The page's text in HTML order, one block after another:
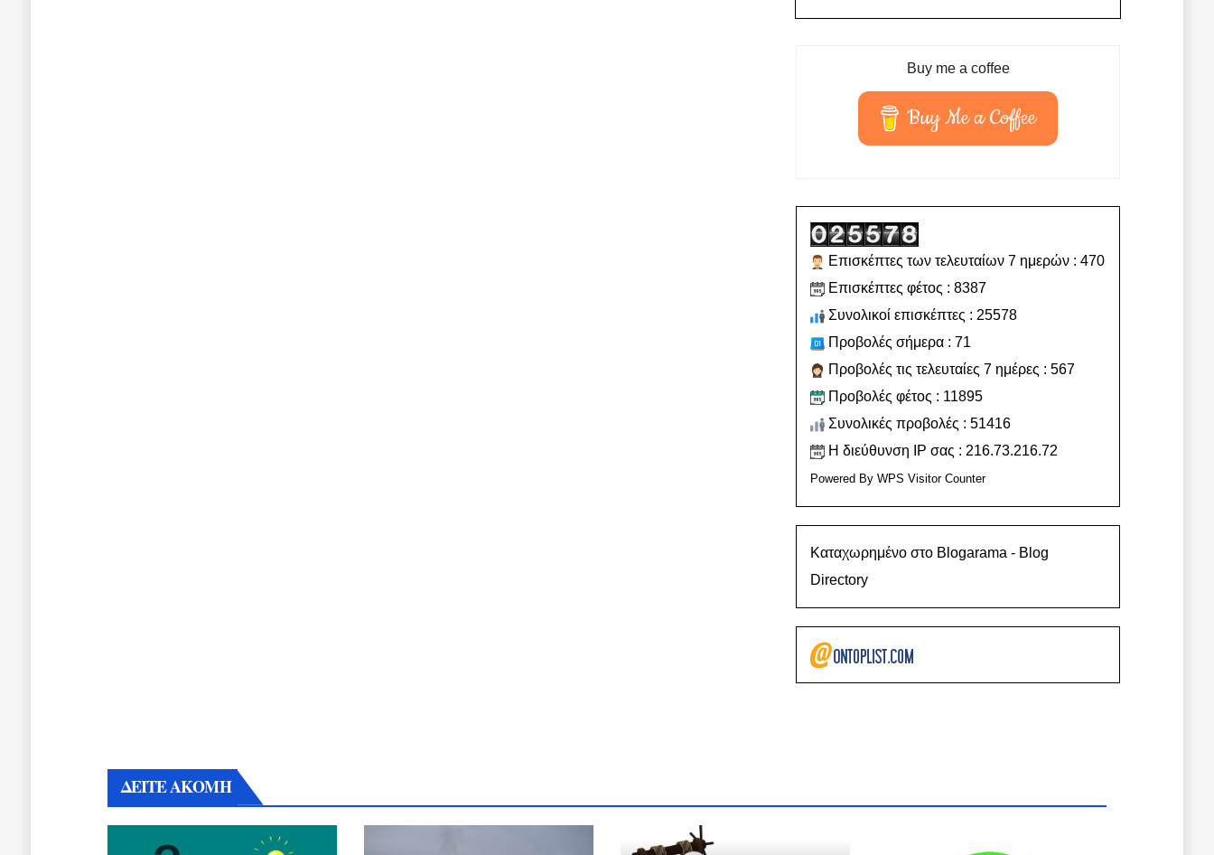
Buy me a coffee
Buy Me a Coffee
Επισκέπτες των τελευταίων 7 ημερών : 470
Επισκέπτες φέτος : 8387
Συνολικοί επισκέπτες : 25578
Προβολές σήμερα : 71
Προβολές τις τελευταίες 7 ημέρες : 567
Προβολές φέτος : 11895
Συνολικές προβολές : 51416
Η διεύθυνση IP σας : 216.73.216.72
Powered ByWPS Visitor Counter
Καταχωρημένο στο Blogarama - Blog
Directory
ΔΕΙΤΕ ΑΚΟΜΗ